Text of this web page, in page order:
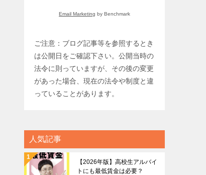
Email Marketing by Benchmark
ご注意：ブログ記事等を参照するとき
は公開日をご確認下さい。公開当時の
法令に則っていますが、その後の変更
があった場合、現在の法令や制度と違
っていることがあります。
人気記事
【2026年版】高校生アルバイ
トにも最低賃金は必要？